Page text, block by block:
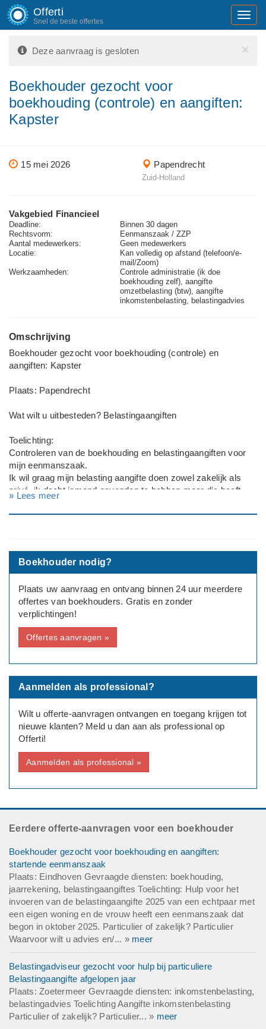
Offerti
Snel de beste offertes
×
Deze aanvraag is gesloten
Boekhouder gezocht voor
boekhouding (controle) en aangiften:
Kapster
15 mei 2026 Papendrecht
Zuid-Holland
Vakgebied Financieel
Deadline:
Binnen 30 dagen
Rechtsvorm:
Eenmanszaak / ZZP
Aantal medewerkers:
Geen medewerkers
Locatie:
Kan volledig op afstand (telefoon/e-
mail/Zoom)
Werkzaamheden:
Controle administratie (ik doe
boekhouding zelf), aangifte
omzetbelasting (btw), aangifte
inkomstenbelasting, belastingadvies
Omschrijving
Boekhouder gezocht voor boekhouding (controle) en
aangiften: Kapster
Plaats: Papendrecht
Wat wilt u uitbesteden? Belastingaangiften
Toelichting:
Controleren van de boekhouding en belastingaangiften voor
mijn eenmanszaak.
Ik wil graag mijn belasting aangifte doen zowel zakelijk als
privé, ik dacht iemand gevonden te hebben maar die heeft
aangevraagd, dit jaar doe ik dit voor het eerst alleen ivm
Mvg
Type aanvraag: Zakelijk
Rechtsvorm: Eenmanszaak/ZZP
Aantal medewerkers: Geen
Bedrijfsinformatie:
Kapster
» Lees meer
Boekhouder nodig?
Plaats uw aanvraag en ontvang binnen 24 uur meerdere
offertes van boekhouders. Gratis en zonder
verplichtingen!
Offertes aanvragen »
Aanmelden als professional?
Wilt u offerte-aanvragen ontvangen en toegang krijgen tot
nieuwe klanten? Meld u dan aan als professional op
Offerti!
Aanmelden als professional »
Eerdere offerte-aanvragen voor een boekhouder
Boekhouder gezocht voor boekhouding en aangiften:
startende eenmanszaak
Plaats: Eindhoven Gevraagde diensten: boekhouding,
jaarrekening, belastingaangiftes Toelichting: Hulp voor het
invoeren van de belastingaangifte 2025 van een echtpaar met
een eigen woning en de vrouw heeft een eenmanszaak dat
begon in oktober 2025. Particulier of zakelijk? Particulier
Waarvoor wilt u advies en/... » meer
Belastingadviseur gezocht voor hulp bij particuliere
Belastingaangifte afgelopen jaar
Plaats: Zoetermeer Gevraagde diensten: inkomstenbelasting,
belastingadvies Toelichting Aangifte inkomstenbelasting
Particulier of zakelijk? Particulier... » meer